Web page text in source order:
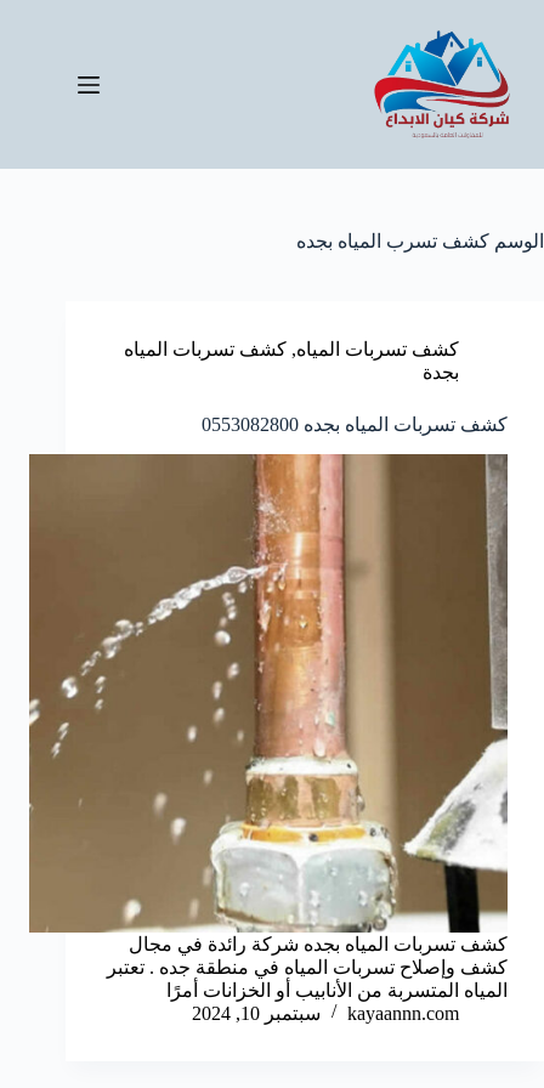
المحتوى
الوسم كشف تسرب المياه بجده
كشف تسربات المياه, كشف تسربات المياه
بجدة
كشف تسربات المياه بجده 0553082800
كشف تسربات المياه بجده شركة رائدة في مجال
كشف وإصلاح تسربات المياه في منطقة جده . تعتبر
المياه المتسربة من الأنابيب أو الخزانات أمرًا
kayaannn.com
سبتمبر 10, 2024